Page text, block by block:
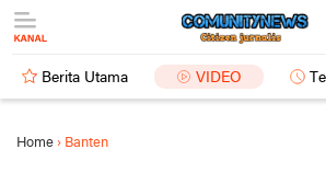
Berita Utama VIDEO
Home › Banten